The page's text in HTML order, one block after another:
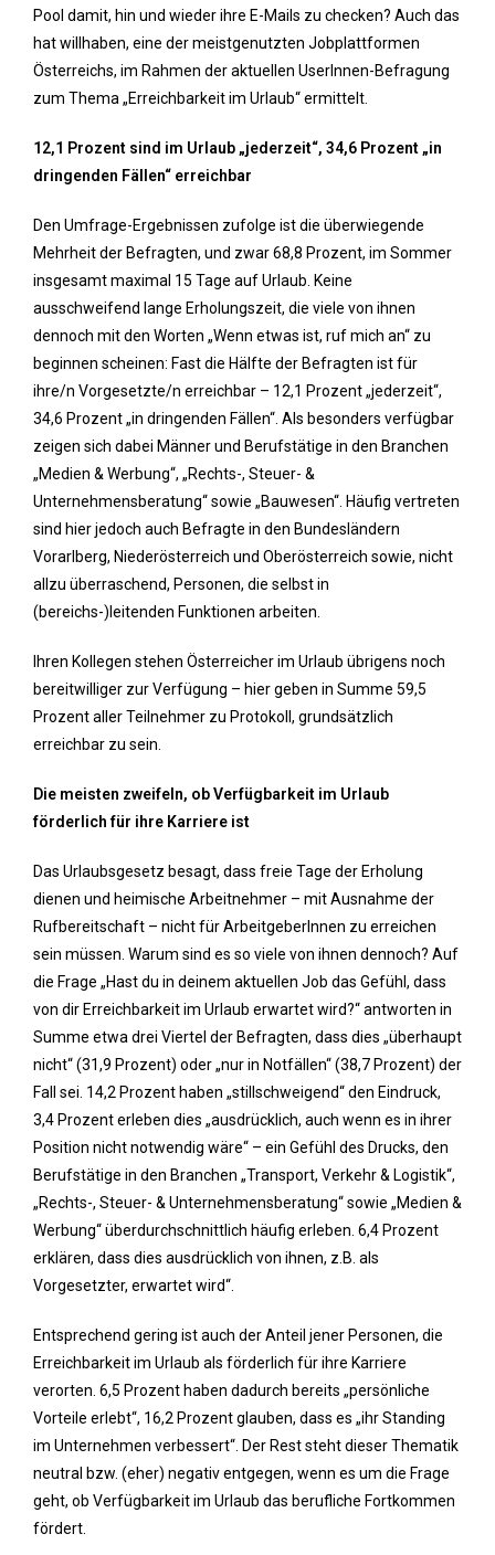
Pool damit, hin und wieder ihre E-Mails zu checken? Auch das
hat willhaben, eine der meistgenutzten Jobplattformen
Österreichs, im Rahmen der aktuellen UserInnen-Befragung
zum Thema „Erreichbarkeit im Urlaub“ ermittelt.
12,1 Prozent sind im Urlaub „jederzeit“, 34,6 Prozent „in
dringenden Fällen“ erreichbar
Den Umfrage-Ergebnissen zufolge ist die überwiegende
Mehrheit der Befragten, und zwar 68,8 Prozent, im Sommer
insgesamt maximal 15 Tage auf Urlaub. Keine
ausschweifend lange Erholungszeit, die viele von ihnen
dennoch mit den Worten „Wenn etwas ist, ruf mich an“ zu
beginnen scheinen: Fast die Hälfte der Befragten ist für
ihre/n Vorgesetzte/n erreichbar – 12,1 Prozent „jederzeit“,
34,6 Prozent „in dringenden Fällen“. Als besonders verfügbar
zeigen sich dabei Männer und Berufstätige in den Branchen
„Medien & Werbung“, „Rechts-, Steuer- &
Unternehmensberatung“ sowie „Bauwesen“. Häufig vertreten
sind hier jedoch auch Befragte in den Bundesländern
Vorarlberg, Niederösterreich und Oberösterreich sowie, nicht
allzu überraschend, Personen, die selbst in
(bereichs-)leitenden Funktionen arbeiten.
Ihren Kollegen stehen Österreicher im Urlaub übrigens noch
bereitwilliger zur Verfügung – hier geben in Summe 59,5
Prozent aller Teilnehmer zu Protokoll, grundsätzlich
erreichbar zu sein.
Die meisten zweifeln, ob Verfügbarkeit im Urlaub
förderlich für ihre Karriere ist
Das Urlaubsgesetz besagt, dass freie Tage der Erholung
dienen und heimische Arbeitnehmer – mit Ausnahme der
Rufbereitschaft – nicht für ArbeitgeberInnen zu erreichen
sein müssen. Warum sind es so viele von ihnen dennoch? Auf
die Frage „Hast du in deinem aktuellen Job das Gefühl, dass
von dir Erreichbarkeit im Urlaub erwartet wird?“ antworten in
Summe etwa drei Viertel der Befragten, dass dies „überhaupt
nicht“ (31,9 Prozent) oder „nur in Notfällen“ (38,7 Prozent) der
Fall sei. 14,2 Prozent haben „stillschweigend“ den Eindruck,
3,4 Prozent erleben dies „ausdrücklich, auch wenn es in ihrer
Position nicht notwendig wäre“ – ein Gefühl des Drucks, den
Berufstätige in den Branchen „Transport, Verkehr & Logistik“,
„Rechts-, Steuer- & Unternehmensberatung“ sowie „Medien &
Werbung“ überdurchschnittlich häufig erleben. 6,4 Prozent
erklären, dass dies ausdrücklich von ihnen, z.B. als
Vorgesetzter, erwartet wird“.
Entsprechend gering ist auch der Anteil jener Personen, die
Erreichbarkeit im Urlaub als förderlich für ihre Karriere
verorten. 6,5 Prozent haben dadurch bereits „persönliche
Vorteile erlebt“, 16,2 Prozent glauben, dass es „ihr Standing
im Unternehmen verbessert“. Der Rest steht dieser Thematik
neutral bzw. (eher) negativ entgegen, wenn es um die Frage
geht, ob Verfügbarkeit im Urlaub das berufliche Fortkommen
fördert.